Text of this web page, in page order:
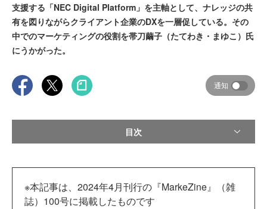
支援する「NEC Digital Platform」を主軸として、ナレッジの共
有を図りながらクライアント企業のDXを一層促している。その
中でのマーケティングの役割を帯刀繭子（たてわき・まゆこ）氏
にうかがった。
通知
目次
※本記事は、2024年4月刊行の『MarkeZine』（雑
誌）100号に掲載したものです